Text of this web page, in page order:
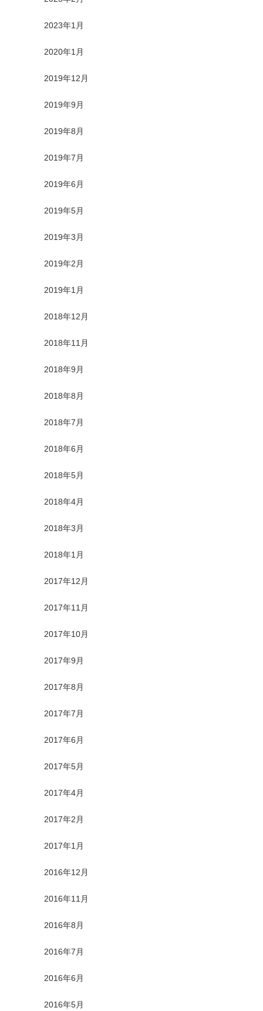
2023年1月
2020年1月
2019年12月
2019年9月
2019年8月
2019年7月
2019年6月
2019年5月
2019年3月
2019年2月
2019年1月
2018年12月
2018年11月
2018年9月
2018年8月
2018年7月
2018年6月
2018年5月
2018年4月
2018年3月
2018年1月
2017年12月
2017年11月
2017年10月
2017年9月
2017年8月
2017年7月
2017年6月
2017年5月
2017年4月
2017年2月
2017年1月
2016年12月
2016年11月
2016年8月
2016年7月
2016年6月
2016年5月